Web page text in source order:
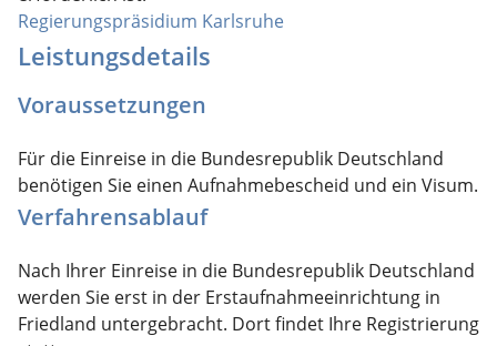
Regierungspräsidium Karlsruhe
Leistungsdetails
Voraussetzungen
Für die Einreise in die Bundesrepublik Deutschland
benötigen Sie einen Aufnahmebescheid und ein Visum.
Verfahrensablauf
Nach Ihrer Einreise in die Bundesrepublik Deutschland
werden Sie erst in der Erstaufnahmeeinrichtung in
Friedland untergebracht. Dort findet Ihre Registrierung